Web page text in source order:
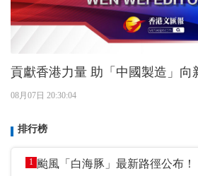
貢獻香港力量 助「中國製造
08月07日 20:30:04
排行榜
1 颱風「白海豚」最新路徑公布！